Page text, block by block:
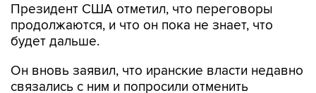
Президент США отметил, что переговоры
продолжаются, и что он пока не знает, что
будет дальше.
Он вновь заявил, что иранские власти недавно
связались с ним и попросили отменить